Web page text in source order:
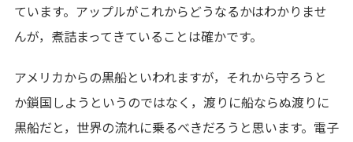
ています。アップルがこれからどうなるかはわかりませ
んが，煮詰まってきていることは確かです。
アメリカからの黒船といわれますが，それから守ろうと
か鎖国しようというのではなく，渡りに船ならぬ渡りに
黒船だと，世界の流れに乗るべきだろうと思います。電子